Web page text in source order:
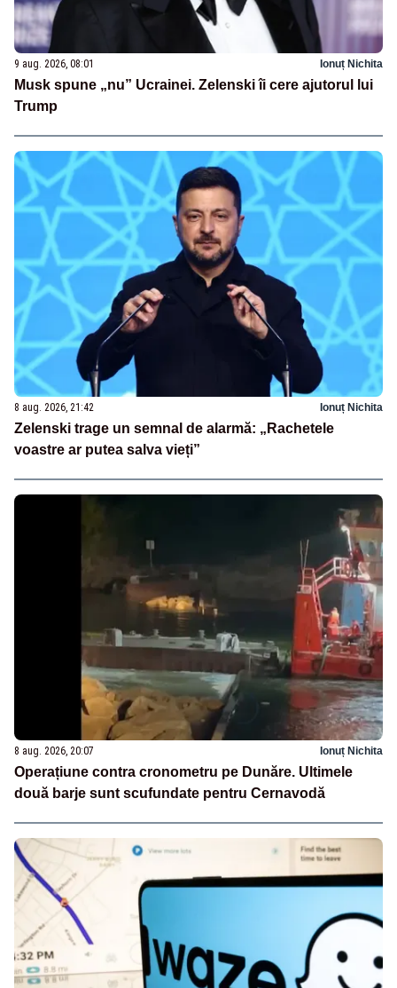
9 aug. 2026, 08:01 Ionuț Nichita
Musk spune „nu” Ucrainei. Zelenski îi cere ajutorul lui
Trump
8 aug. 2026, 21:42 Ionuț Nichita
Zelenski trage un semnal de alarmă: „Rachetele
voastre ar putea salva vieți”
8 aug. 2026, 20:07 Ionuț Nichita
Operațiune contra cronometru pe Dunăre. Ultimele
două barje sunt scufundate pentru Cernavodă